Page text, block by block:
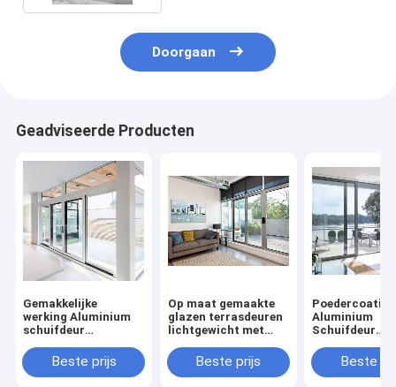
Doorgaan
Geadviseerde Producten
Gemakkelijke
werking Aluminium
schuifdeur
Zwart schuifglas
deuren
Beste prijs
Op maat gemaakte
glazen terrasdeuren
lichtgewicht met
glas
Beste prijs
Poedercoating
Aluminium
Schuifdeur
Slimprofiel
Beste